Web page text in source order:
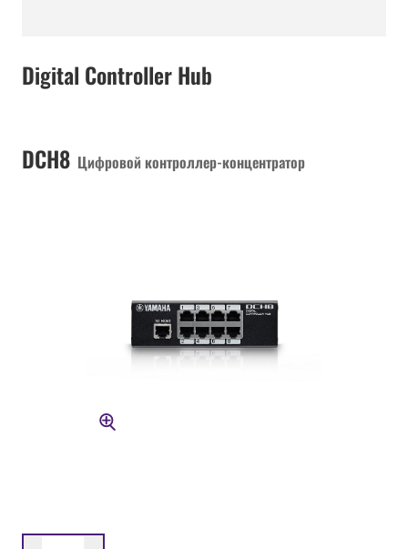
Digital Controller Hub
DCH8 Цифровой контроллер-концентратор